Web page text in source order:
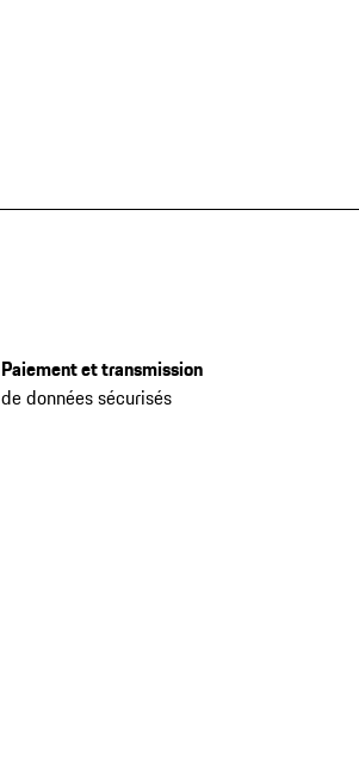
Paiement et transmission
de données sécurisés